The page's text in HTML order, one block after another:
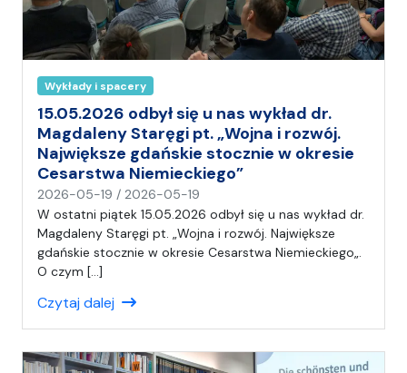
Wykłady i spacery
15.05.2026 odbył się u nas wykład dr.
Magdaleny Staręgi pt. „Wojna i rozwój.
Największe gdańskie stocznie w okresie
Cesarstwa Niemieckiego”
2026-05-19 / 2026-05-19
a
p
i
(
)
W ostatni piątek 15.05.2026 odbył się u nas wykład dr.
Magdaleny Staręgi pt. „Wojna i rozwój. Największe
gdańskie stocznie w okresie Cesarstwa Niemieckiego„.
O czym […]
Czytaj dalej